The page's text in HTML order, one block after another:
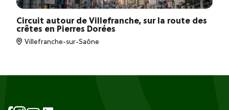
Circuit autour de Villefranche, sur la route des
crêtes en Pierres Dorées
Villefranche-sur-Saône